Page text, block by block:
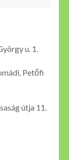
u. 1.
Petőfi
útja 11.